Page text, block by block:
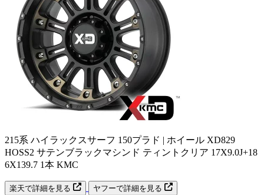
215系 ハイラックスサーフ 150プラド | ホイール XD829
HOSS2 サテンブラックマシンド ティントクリア 17X9.0J+18
6X139.7 1本 KMC
楽天で詳細を見る ヤフーで詳細を見る